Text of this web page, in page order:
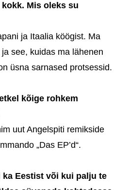
Mis oleks su
ja Itaalia köögist. Ma
see, kuidas ma lähenen
üsna sarnased protsessid.
kõige rohkem
uut Angelspiti remikside
„Das EP’d“.
ka Eestist või kui palju te